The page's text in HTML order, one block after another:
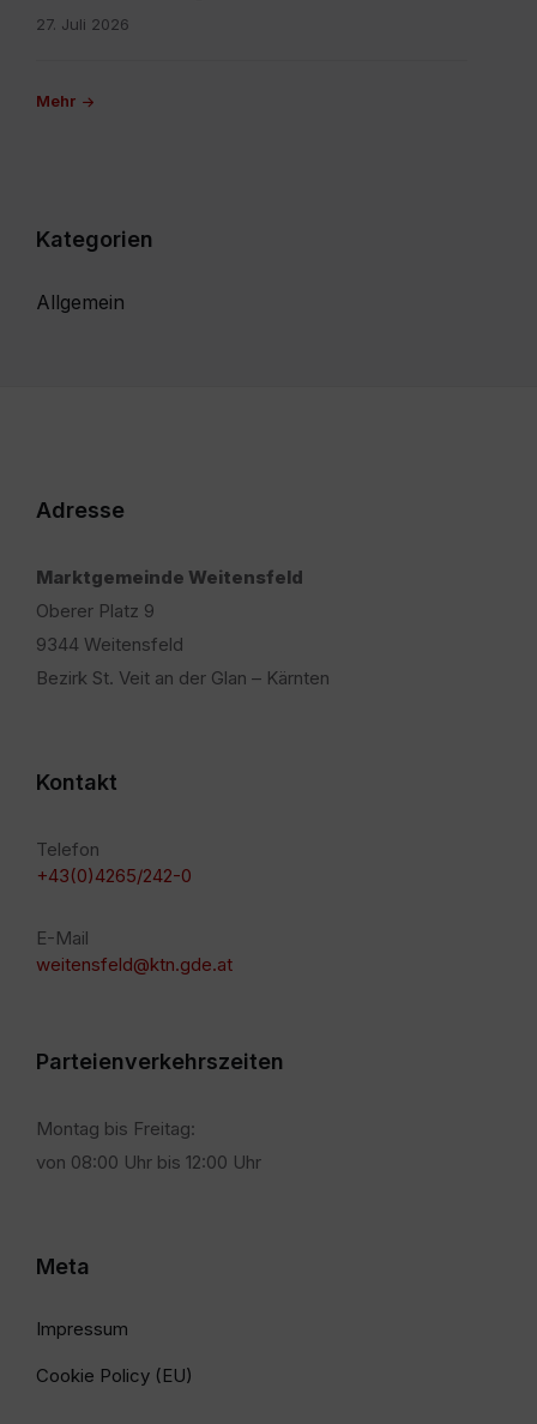
27. Juli 2026
Mehr
Kategorien
Allgemein
Adresse
Marktgemeinde Weitensfeld
Oberer Platz 9
9344 Weitensfeld
Bezirk St. Veit an der Glan – Kärnten
Kontakt
Telefon
+43(0)4265/242-0
E-Mail
weitensfeld@ktn.gde.at
Parteienverkehrszeiten
Montag bis Freitag:
von 08:00 Uhr bis 12:00 Uhr
Meta
Impressum
Cookie Policy (EU)